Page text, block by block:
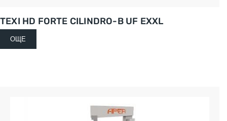
TEXI HD FORTE CILINDRO-B UF EXXL
ОЩЕ